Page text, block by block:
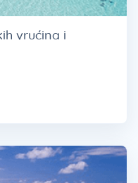
vrućina i